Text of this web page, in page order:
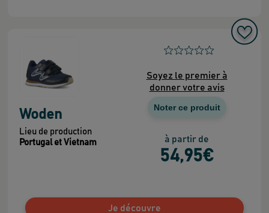
Soyez le premier à
donner votre avis
Noter ce produit
à partir de
54,95€
Woden
Lieu de production
Portugal et Vietnam
Je découvre